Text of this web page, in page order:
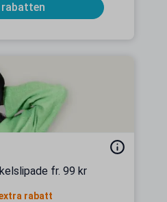
fr. 99 kr
rabatt